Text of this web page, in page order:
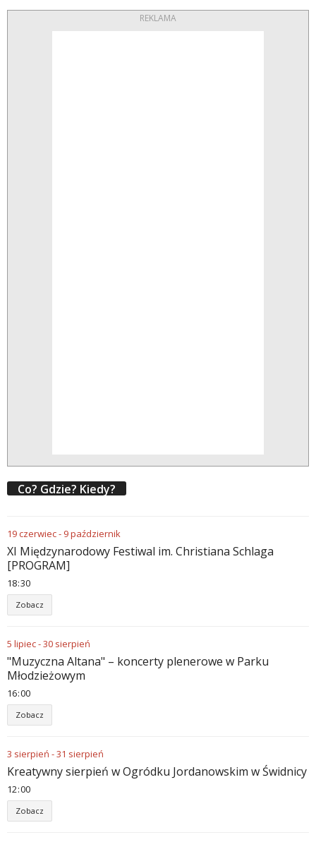
REKLAMA
Co? Gdzie? Kiedy?
19czerwiec- 9październik
XI Międzynarodowy Festiwal im. Christiana Schlaga
[PROGRAM]
18:30
Zobacz
5 lipiec-30 sierpień
"Muzyczna Altana" – koncerty plenerowe w Parku
Młodzieżowym
16:00
Zobacz
3 sierpień -31 sierpień
Kreatywny sierpień w Ogródku Jordanowskim w Świdnicy
12:00
Zobacz